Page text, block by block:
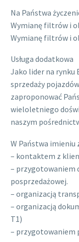
Na Państwa
Wymianę filtrów i
Wymianę filtrów i
Usługa dodatkowa
Jako lider na rynku
sprzedaży
zaproponować
wieloletniego
naszym
W Państwa imieniu
– kontaktem z
– przygotowaniem
posprzedażowej.
– organizacją
– organizacją
T1)
– przygotowaniem